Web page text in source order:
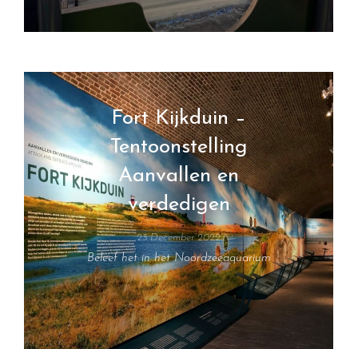
Fort Kijkduin –
Tentoonstelling
Aanvallen en
verdedigen
23 December 2022
Beleef het in het Noordzeeaquarium